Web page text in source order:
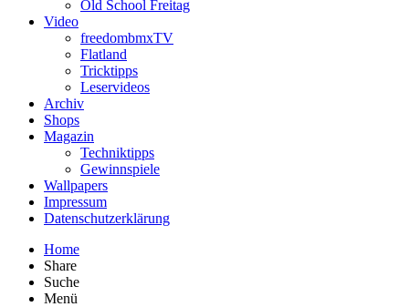
Old School Freitag
Video
freedombmxTV
Flatland
Tricktipps
Leservideos
Archiv
Shops
Magazin
Techniktipps
Gewinnspiele
Wallpapers
Impressum
Datenschutzerklärung
Home
Share
Suche
Menü